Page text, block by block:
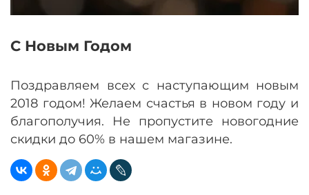
С Новым Годом
Поздравляем всех с наступающим новым
2018 годом! Желаем счастья в новом году и
благополучия. Не пропустите новогодние
скидки до 60% в нашем магазине.